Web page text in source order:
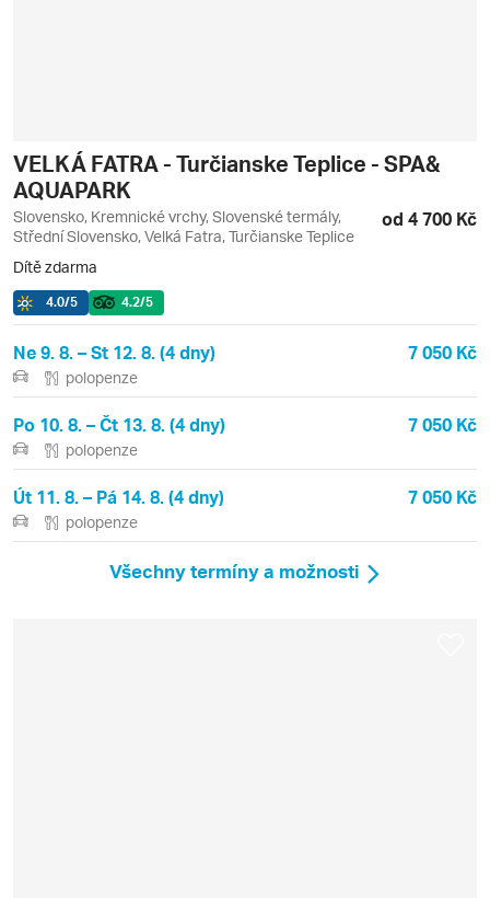
VELKÁ FATRA - Turčianske Teplice - SPA&
AQUAPARK
Slovensko, Kremnické vrchy, Slovenské termály,
Střední Slovensko, Velká Fatra, Turčianske Teplice
od 4 700 Kč
Dítě zdarma
4.0/5 4.2/5
Ne 9. 8. – St 12. 8. (4 dny) 7 050 Kč
polopenze
Po 10. 8. – Čt 13. 8. (4 dny) 7 050 Kč
polopenze
Út 11. 8. – Pá 14. 8. (4 dny) 7 050 Kč
polopenze
Všechny termíny a možnosti